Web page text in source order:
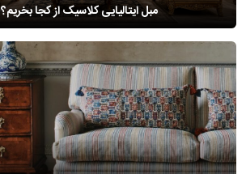
مبل ایتالیایی کلاسیک از کجا بخریم؟